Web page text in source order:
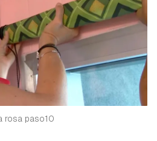
rosa paso10